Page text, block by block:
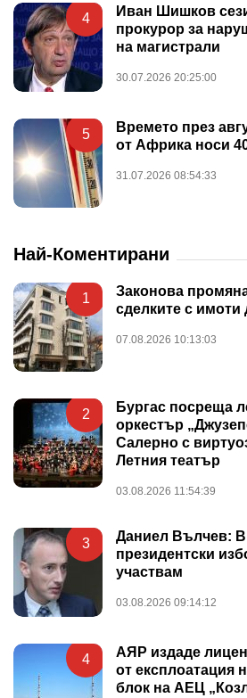
4
Иван Шишков
прокурор за
на магистрали
30.07.2026 20:25:00
5
Времето през
от Африка носи
31.07.2026 08:54:33
Най-Коментирани
1
Законова
сделките с имоти
07.08.2026 10:13:03
2
Бургас посреща
оркестър
Салерно с
Летния театър
03.08.2026 11:54:39
3
Даниел Вълчев:
президентски
участвам
03.08.2026 09:14:12
4
АЯР издаде
от експлоатация
блок на АЕЦ